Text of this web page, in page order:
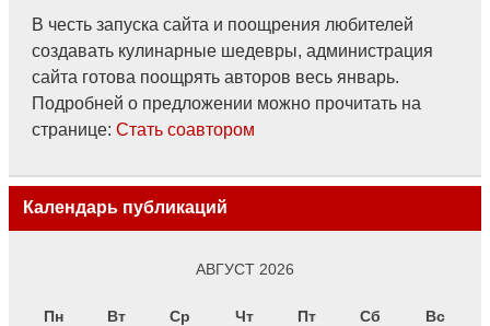
В честь запуска сайта и поощрения любителей
создавать кулинарные шедевры, администрация
сайта готова поощрять авторов весь январь.
Подробней о предложении можно прочитать на
странице: Стать соавтором
Календарь публикаций
АВГУСТ 2026
Пн Вт Ср Чт Пт Сб Вс